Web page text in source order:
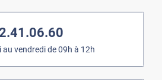
au vendredi de 09h à 12h